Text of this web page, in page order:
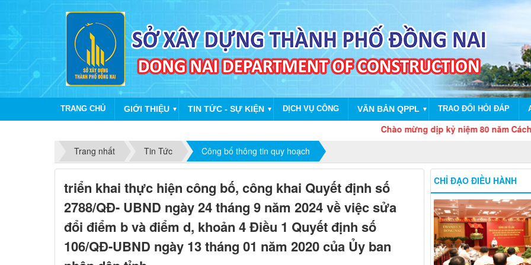
TRANG CHỦ GIỚI THIỆU ▼ TIN TỨC - SỰ KIỆN ▼ DỊCH VỤ CÔNG VĂN BẢN QPPL ▼ TRAO ĐỔI HỎI ĐÁP
Chào mừng dịp kỷ niệm 80 năm Cách
Trang nhất
Tin Tức Công bố thông tin quy hoạch
triển khai thực hiện công bố, công khai Quyết định số
2788/QĐ- UBND ngày 24 tháng 9 năm 2024 về việc sửa
đổi điểm b và điểm d, khoản 4 Điều 1 Quyết định số
106/QĐ-UBND ngày 13 tháng 01 năm 2020 của Ủy ban
CHỈ ĐẠO ĐIỀU HÀNH